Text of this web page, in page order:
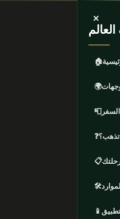
×
🏠
🌍
📮
❓تذهب؟
📋
🛠️
📱